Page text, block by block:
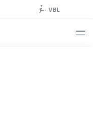
VBL